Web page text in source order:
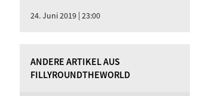
24. Juni 2019 | 23:00
ANDERE ARTIKEL AUS
FILLYROUNDTHEWORLD